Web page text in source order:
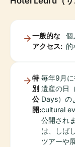
一般的な
アクセス:
個
的
特
別
公
開:
毎年9月
遺産の日
Days）の
cultural
公開され
は、しば
ツアーや